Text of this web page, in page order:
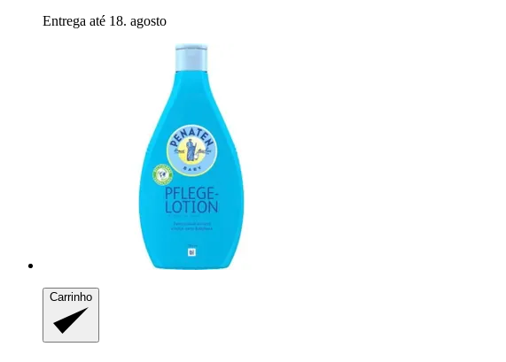
Entrega até 18. agosto
Carrinho